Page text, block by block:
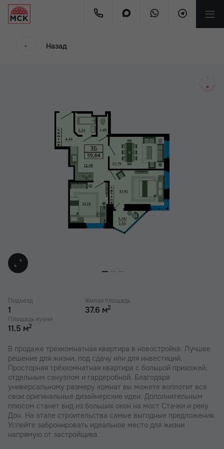
Назад
Подъезд
1
Жилая площадь
37.6 м2
Площадь кухни
11.5 м2
В продаже трехкомнатная квартира в новостройке. Лучшее
решение для жизни, под сдачу или для инвестиций.
Просторная трёхкомнатная квартира с большой прихожей,
отдельным санузлом и гардеробной. Благодаря
универсальному размеру комнат вы можете воплотит все
свои оригинальные дизайнерские идеи. Дополнительным
плюсом станет вид из больших окон на мост Стачки и реку
Дон. На этапе строительства самые выгодные предложения.
Успейте забронировать идеальное место для жизни
напрямую от застройщика.